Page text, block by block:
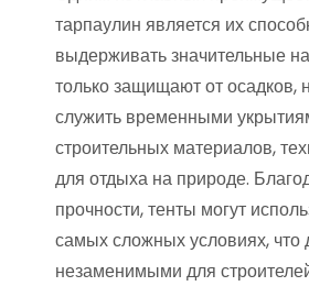
тарпаулин является их
выдерживать значительные
только защищают от осадков,
служить временными
строительных материалов,
для отдыха на природе.
прочности, тенты могут
самых сложных условиях, что
незаменимыми для